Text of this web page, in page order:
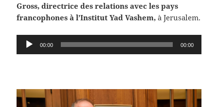
Gross, directrice des relations avec les pays
francophones à l’Institut Yad Vashem, à Jerusalem.
Lecteur
audio
00:00 00:00